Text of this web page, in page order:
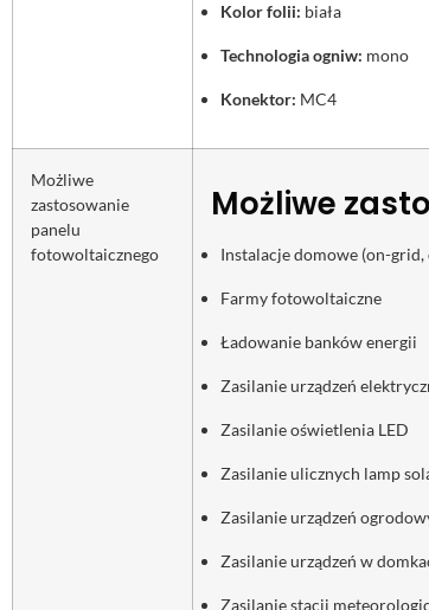
Kolor folii: biała
Technologia ogniw: mono
Konektor: MC4
Możliwe
zastosowanie
panelu
fotowoltaicznego
Możliwe
Instalacje domowe (on-
Farmy fotowoltaiczne
Ładowanie banków energii
Zasilanie urządzeń
Zasilanie oświetlenia LED
Zasilanie ulicznych lamp
Zasilanie urządzeń
Zasilanie urządzeń w
Zasilanie stacji